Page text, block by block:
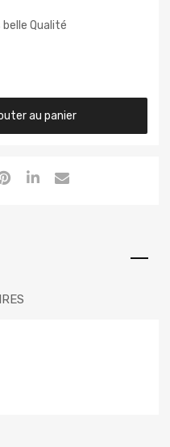
Qualité
au panier